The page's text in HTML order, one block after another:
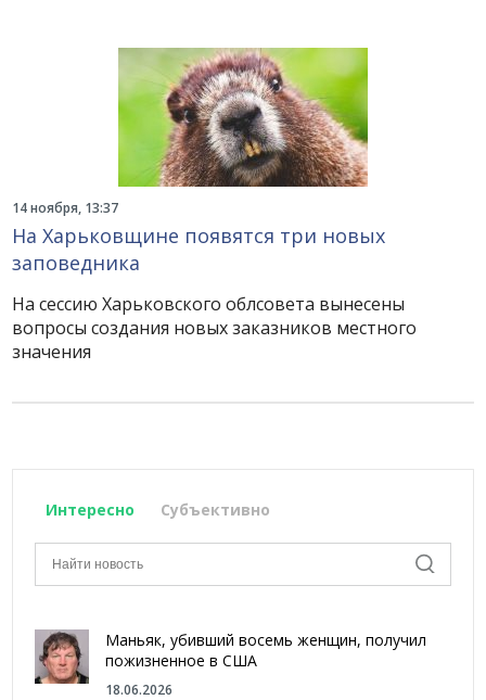
14 ноября, 13:37
На Харьковщине появятся три новых
заповедника
На сессию Харьковского облсовета вынесены
вопросы создания новых заказников местного
значения
Интересно Субъективно
Маньяк, убивший восемь женщин, получил
пожизненное в США
18.06.2026